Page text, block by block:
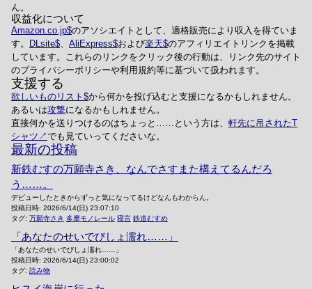
ん。
収益化について
Amazon.co.jp のアソシエイトとして、適格販売により収入を得ていま
す。
DLsite 、 AliExpress および楽天 のアフィリエイトリンクを掲載
しています。これらのリンクをクリック後の行動は、リンク先のサイト
のプライバシーポリシーや利用規約等に基づいて扱われます。
支援する
欲しいものリスト
から何かを投げ込むと支援になるかもしれません。
あるいは攻撃になるかもしれません。
直接何かを送りつけるのはちょっと……という方は、 軒先に吊されたT
シャツ
でも見ていってくださいな。
最新の投稿
新鉄むすの万願寺さき、なんでさすまた構えてるんだろ
う……。
デビューしたときからずっと気になってるけどなんもわからん。
投稿日時: 2026/6/14(日) 23:07:10
タグ: 万願寺さき 多摩モノレール 寝言 鉄道むすめ
「あなたのせいでびしょ濡れ……」
「あなたのせいでびしょ濡れ……」
投稿日時: 2026/6/14(日) 23:00:02
タグ: 読み物